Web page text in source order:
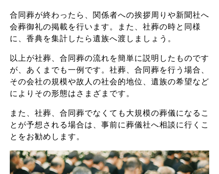
合同葬が終わったら、関係者への挨拶周りや新聞社へ
会葬御礼の掲載を行います。また、社葬の時と同様
に、香典を集計したら遺族へ渡しましょう。
以上が社葬、合同葬の流れを簡単に説明したものです
が、あくまでも一例です。社葬、合同葬を行う場合、
その会社の規模や故人の社会的地位、遺族の希望など
によりその形態はさまざまです。
また、社葬、合同葬でなくても大規模の葬儀になるこ
とが予想される場合は、事前に葬儀社へ相談に行くこ
とをお勧めします。